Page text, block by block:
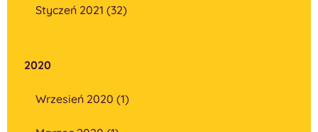
Styczeń 2021 (32)
2020
Wrzesień 2020 (1)